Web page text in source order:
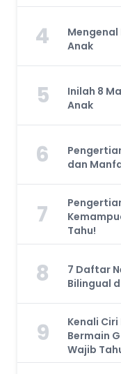
4
Anak
5
Inilah 8
Anak
6
dan
7
Tahu!
8
7 Daftar
Bilingual
9
Kenali
Bermain
Wajib